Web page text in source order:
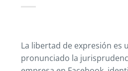
La libertad de expresión es
pronunciado la